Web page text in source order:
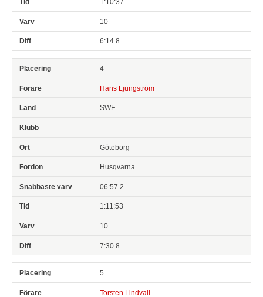
1:10:37
10
6:14.8
4
Hans Ljungström
SWE
Göteborg
Husqvarna
06:57.2
1:11:53
10
7:30.8
5
Torsten Lindvall